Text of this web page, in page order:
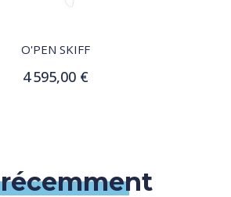
QUICK VIEW
O'PEN SKIFF
4 595,00 €
Ajouter au panier